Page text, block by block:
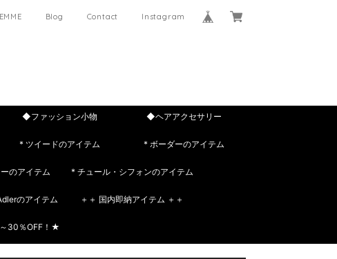
Blog Contact Instagram
◆ファッション小物 ◆ヘアアクセサリー
* ツイードのアイテム * ボーダーのアイテム
のアイテム * チュール・シフォンのアイテム
のアイテム ＋＋ 国内即納アイテム ＋＋
30％OFF！★